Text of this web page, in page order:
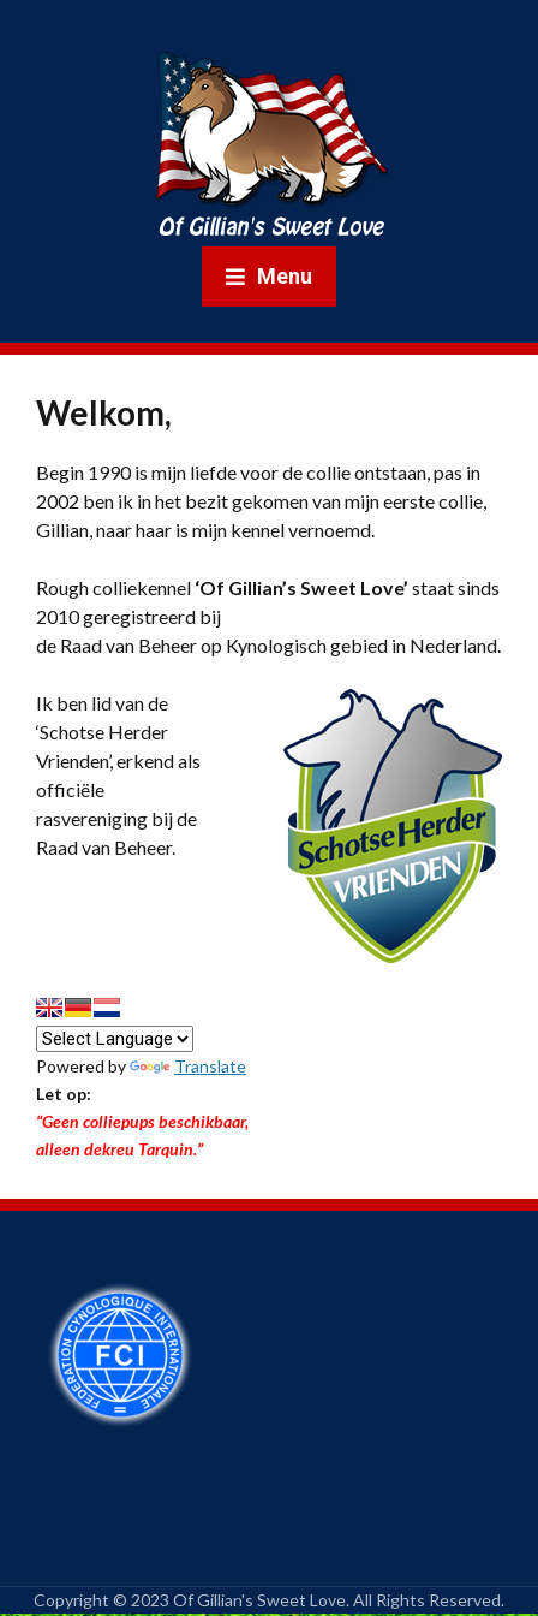
Menu
Welkom,
Begin 1990 is mijn liefde voor de collie ontstaan, pas in
2002 ben ik in het bezit gekomen van mijn eerste collie,
Gillian, naar haar is mijn kennel vernoemd.
Rough colliekennel ‘Of Gillian’s Sweet Love’ staat sinds
2010 geregistreerd bij
de Raad van Beheer op Kynologisch gebied in Nederland.
Ik ben lid van de
‘Schotse Herder
Vrienden’, erkend als
officiële
rasvereniging bij de
Raad van Beheer.
Powered by
Translate
Let op:
“Geen colliepups beschikbaar,
alleen dekreu Tarquin.”
Copyright © 2023 Of Gillian's Sweet Love. All Rights Reserved.